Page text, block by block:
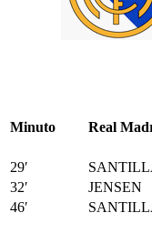
Minuto Real
29′
32′
JENSEN
46′